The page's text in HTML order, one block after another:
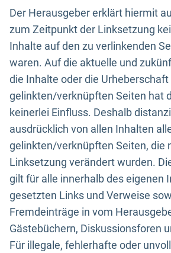
Der Herausgeber erklärt hiermit
zum Zeitpunkt der Linksetzung
Inhalte auf den zu verlinkenden
waren. Auf die aktuelle und
die Inhalte oder die Urheberschaft
gelinkten/verknüpften Seiten hat
keinerlei Einfluss. Deshalb
ausdrücklich von allen Inhalten
gelinkten/verknüpften Seiten, die
Linksetzung verändert wurden.
gilt für alle innerhalb des eigenen
gesetzten Links und Verweise
Fremdeinträge in vom
Gästebüchern, Diskussionsforen
Für illegale, fehlerhafte oder